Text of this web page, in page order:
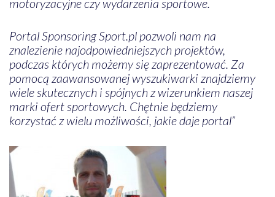
motoryzacyjne czy wydarzenia sportowe.
Portal Sponsoring Sport.pl pozwoli nam na
znalezienie najodpowiedniejszych projektów,
podczas których możemy się zaprezentować. Za
pomocą zaawansowanej wyszukiwarki znajdziemy
wiele skutecznych i spójnych z wizerunkiem naszej
marki ofert sportowych. Chętnie będziemy
korzystać z wielu możliwości, jakie daje portal”